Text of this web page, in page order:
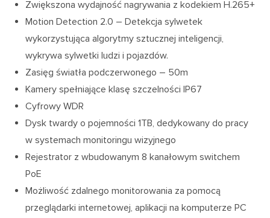
Zwiększona wydajność nagrywania z kodekiem H.265+
Motion Detection 2.0 – Detekcja sylwetek
wykorzystująca algorytmy sztucznej inteligencji,
wykrywa sylwetki ludzi i pojazdów.
Zasięg światła podczerwonego – 50m
Kamery spełniające klasę szczelności IP67
Cyfrowy WDR
Dysk twardy o pojemności 1TB, dedykowany do pracy
w systemach monitoringu wizyjnego
Rejestrator z wbudowanym 8 kanałowym switchem
PoE
Możliwość zdalnego monitorowania za pomocą
przeglądarki internetowej, aplikacji na komputerze PC